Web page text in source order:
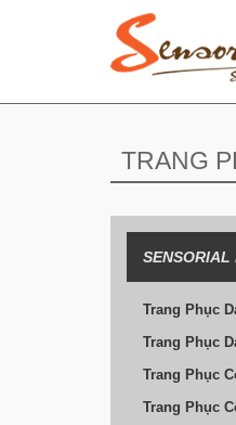
TRANG
SENSORIAL
Trang Phục
Trang Phục
Trang Phục
Trang Phục